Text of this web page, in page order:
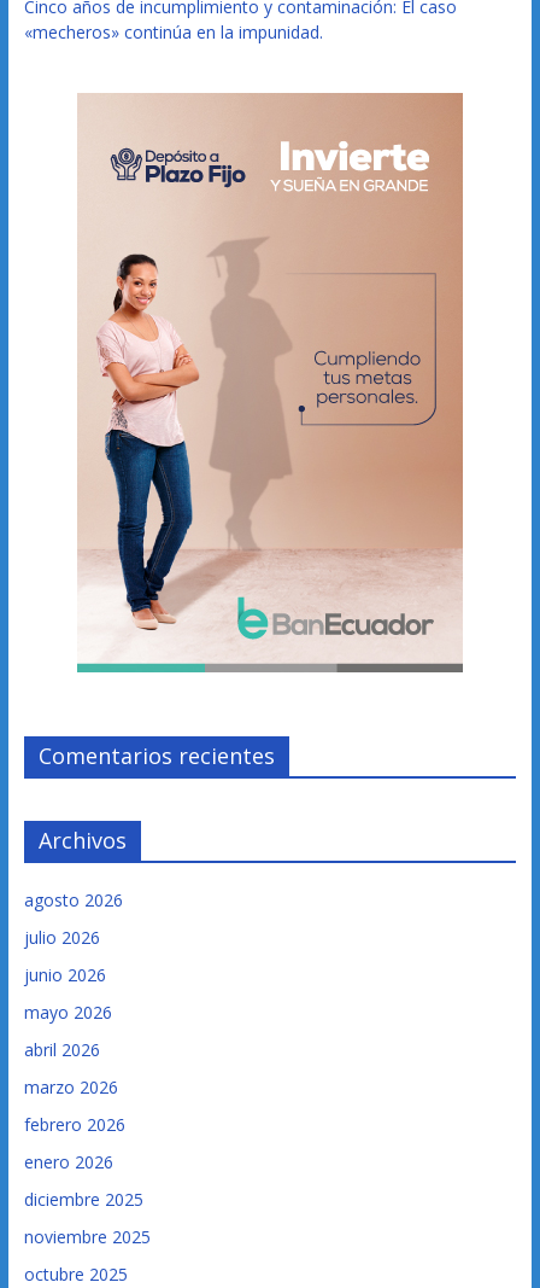
Cinco años de incumplimiento y contaminación: El caso
«mecheros» continúa en la impunidad.
Comentarios recientes
Archivos
agosto 2026
julio 2026
junio 2026
mayo 2026
abril 2026
marzo 2026
febrero 2026
enero 2026
diciembre 2025
noviembre 2025
octubre 2025